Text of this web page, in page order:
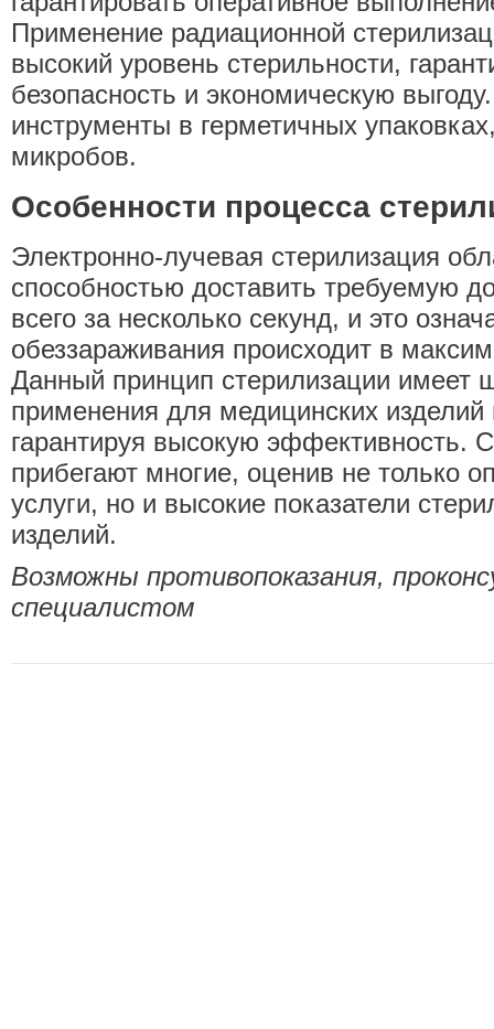
Применение радиационной
высокий уровень стерильности,
безопасность и экономическую
инструменты в герметичных
микробов.
Особенности процесса
Электронно-лучевая стерилизация
способностью доставить требуемую
всего за несколько секунд, и это
обеззараживания происходит в
Данный принцип стерилизации имеет
применения для медицинских
гарантируя высокую эффективность.
прибегают многие, оценив не только
услуги, но и высокие показатели
изделий.
Возможны противопоказания,
специалистом